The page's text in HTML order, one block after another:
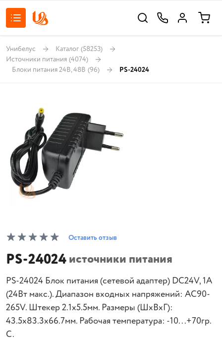
Унибелус Каталог (58253)
Источники питания (4074)
Блоки питания 24В, 48В (96) PS-24024
Оставить отзыв
PS-24024источники питания
PS-24024 Блок питания (сетевой адаптер) DC24V, 1A
(24Вт макс.). Диапазон входных напряжений: AC90-
265V. Штекер 2.1x5.5мм. Размеры (ШхВхГ):
43.5x83.3x66.7мм. Рабочая температура: -10...+70гр.
С.